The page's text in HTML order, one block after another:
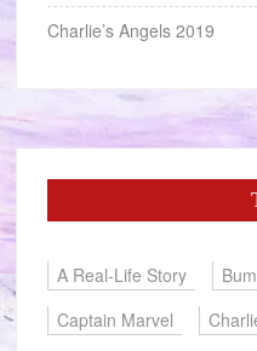
Charlie’s Angels 2019
A Real-Life Story
Captain Marvel